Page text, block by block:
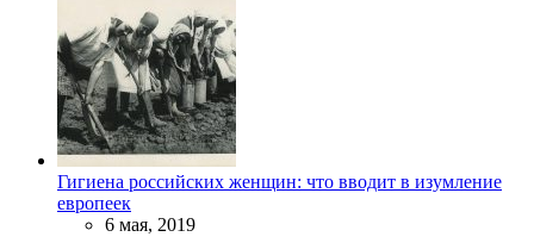
Гигиена российских женщин: что вводит в изумление
европеек
6 мая, 2019